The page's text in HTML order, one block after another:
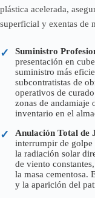
plástica acelerada,
superficial y exentas de
✓ Suministro
presentación en
suministro más
subcontratistas de
operativos de
zonas de andamiaje
inventario en el
✓ Anulación Total de
interrumpir de golpe
la radiación solar
de viento
la masa cementosa.
y la aparición del